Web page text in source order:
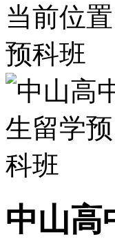
当前位置
预科班
中山高